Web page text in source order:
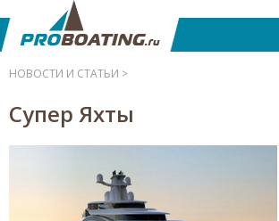
НОВОСТИ И СТАТЬИ >
Супер Яхты